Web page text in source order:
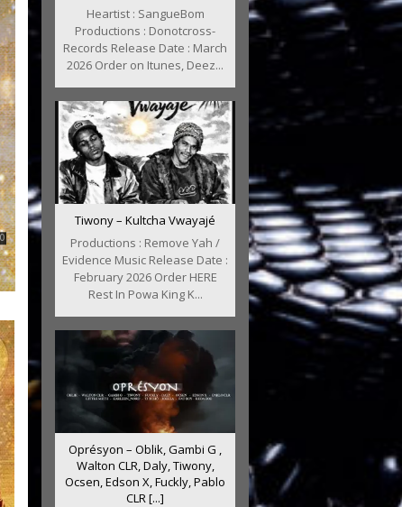
Heartist : SangueBom
Productions : Donotcross-
Records Release Date : March
2026 Order on Itunes, Deez...
Tiwony – Kultcha Vwayajé
Productions : Remove Yah /
Evidence Music Release Date :
February 2026 Order HERE
Rest In Powa King K...
Oprésyon – Oblik, Gambi G ,
Walton CLR, Daly, Tiwony,
Ocsen, Edson X, Fuckly, Pablo
CLR [...]